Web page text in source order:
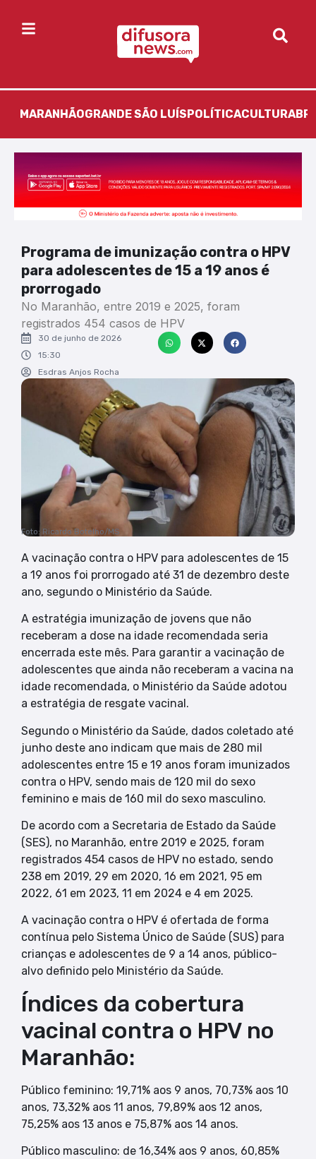
MARANHÃOGRANDE SÃO LUÍS POLÍTICACULTURA
Programa de imunização contra o HPV
para adolescentes de 15 a 19 anos é
prorrogado
No Maranhão, entre 2019 e 2025, foram
registrados 454 casos de HPV
30 de junho de 2026
15:30
Esdras Anjos Rocha
Foto: Ricardo Botelho/MS
A vacinação contra o HPV para adolescentes de 15
a 19 anos foi prorrogado até 31 de dezembro deste
ano, segundo o Ministério da Saúde.
A estratégia imunização de jovens que não
receberam a dose na idade recomendada seria
encerrada este mês. Para garantir a vacinação de
adolescentes que ainda não receberam a vacina na
idade recomendada, o Ministério da Saúde adotou
a estratégia de resgate vacinal.
Segundo o Ministério da Saúde, dados coletado até
junho deste ano indicam que mais de 280 mil
adolescentes entre 15 e 19 anos foram imunizados
contra o HPV, sendo mais de 120 mil do sexo
feminino e mais de 160 mil do sexo masculino.
De acordo com a Secretaria de Estado da Saúde
(SES), no Maranhão, entre 2019 e 2025, foram
registrados 454 casos de HPV no estado, sendo
238 em 2019, 29 em 2020, 16 em 2021, 95 em
2022, 61 em 2023, 11 em 2024 e 4 em 2025.
A vacinação contra o HPV é ofertada de forma
contínua pelo Sistema Único de Saúde (SUS) para
crianças e adolescentes de 9 a 14 anos, público-
alvo definido pelo Ministério da Saúde.
Índices da cobertura
vacinal contra o HPV no
Maranhão:
Público feminino: 19,71% aos 9 anos, 70,73% aos 10
anos, 73,32% aos 11 anos, 79,89% aos 12 anos,
75,25% aos 13 anos e 75,87% aos 14 anos.
Público masculino: de 16,34% aos 9 anos, 60,85%